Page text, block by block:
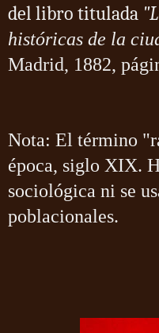
del libro titulada
históricas de la
Madrid, 1882,
Nota: El término
época, siglo XIX.
sociológica ni se
poblacionales.